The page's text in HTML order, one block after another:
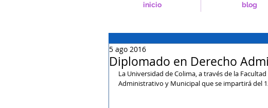
inicio blog
Diplomado en Derecho
5 ago 2016
La Universidad de Colima, a través de la
Administrativo y Municipal que se impartirá del